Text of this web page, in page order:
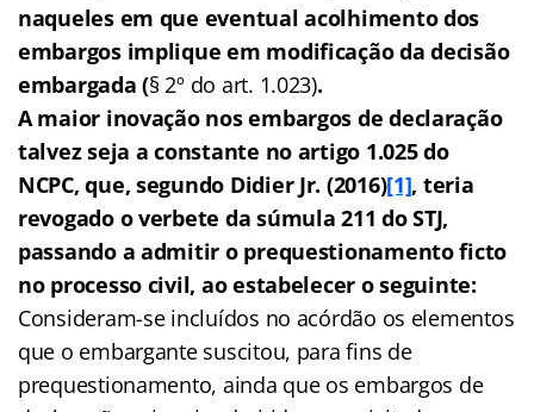
naqueles em que eventual acolhimento dos
embargos implique em modificação da decisão
embargada (§ 2º do art. 1.023).
A maior inovação nos embargos de declaração
talvez seja a constante no artigo 1.025 do
NCPC, que, segundo Didier Jr. (2016)[1], teria
revogado o verbete da súmula 211 do STJ,
passando a admitir o prequestionamento ficto
no processo civil, ao estabelecer o seguinte:
Consideram-se incluídos no acórdão os elementos
que o embargante suscitou, para fins de
prequestionamento, ainda que os embargos de